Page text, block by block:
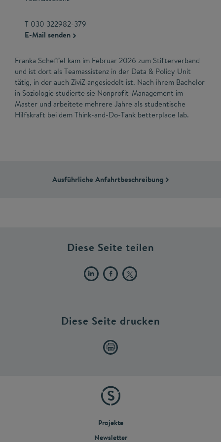
T 030 322982-379
E-Mail senden
Franka Scheffel kam im Februar 2026 zum Stifterverband
und ist dort als Teamassistenz in der Data & Policy Unit
tätig, in der auch ZiviZ angesiedelt ist. Nach ihrem Bachelor
in Soziologie studierte sie Nonprofit-Management im
Master und arbeitete mehrere Jahre als studentische
Hilfskraft bei dem Think-and-Do-Tank betterplace lab.
Ausführliche Anfahrtbeschreibung
Diese Seite teilen
Diese Seite drucken
Projekte
Newsletter